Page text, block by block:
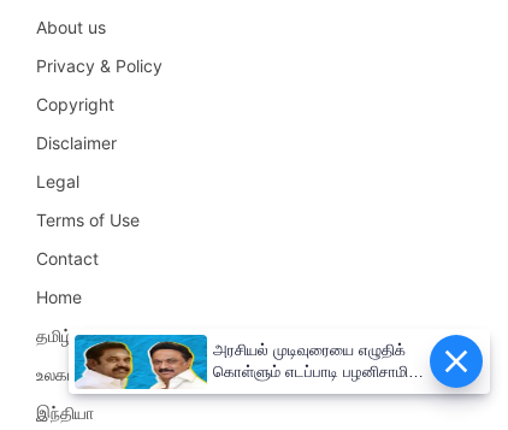
About us
Privacy & Policy
Copyright
Disclaimer
Legal
Terms of Use
Contact
Home
தமிழ்நாடு
உலகம்
இந்தியா
அரசியல் முடிவுரையை எழுதிக்
கொள்ளும் எடப்பாடி பழனிசாமி!!
முதலமைச்சர் மு.க.ஸ்டாலின்